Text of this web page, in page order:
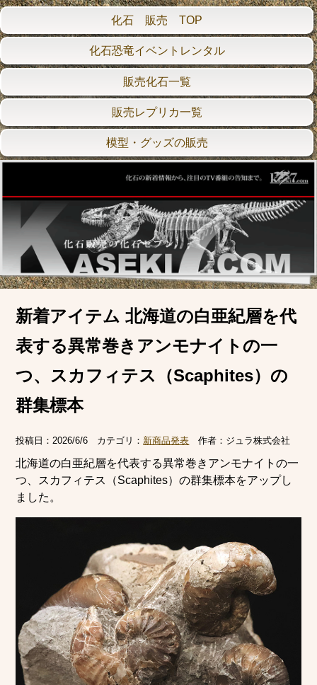
化石 販売 TOP
化石恐竜イベントレンタル
販売化石一覧
販売レプリカ一覧
模型・グッズの販売
新着アイテム 北海道の白亜紀層を代
表する異常巻きアンモナイトの一
つ、スカフィテス（Scaphites）の
群集標本
投稿日：2026/6/6 カテゴリ： 新商品発表 作者： ジュラ株式会社
北海道の白亜紀層を代表する異常巻きアンモナイトの一
つ、スカフィテス（Scaphites）の群集標本をアップし
ました。